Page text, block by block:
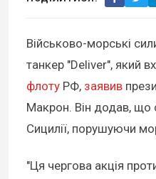
Військово-морські
танкер "Deliver", який
флоту РФ, заявив
Макрон. Він додав, що
Сицилії, порушуючи
"Ця чергова акція